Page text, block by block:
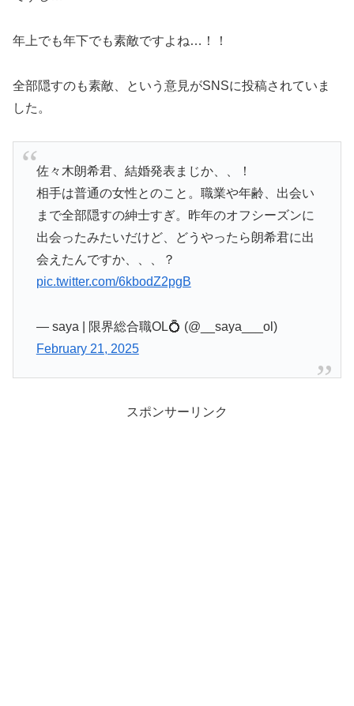
年上でも年下でも素敵ですよね…！！
全部隠すのも素敵、という意見がSNSに投稿されていま
した。
佐々木朗希君、結婚発表まじか、、！
相手は普通の女性とのこと。職業や年齢、出会い
まで全部隠すの紳士すぎ。昨年のオフシーズンに
出会ったみたいだけど、どうやったら朗希君に出
会えたんですか、、、？
pic.twitter.com/6kbodZ2pgB
— saya | 限界総合職OL💍 (@__saya___ol)
February 21, 2025
スポンサーリンク